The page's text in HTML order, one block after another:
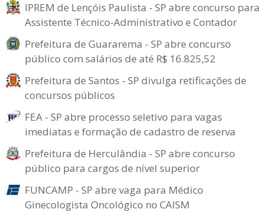
IPREM de Lençóis Paulista - SP abre concurso para
Assistente Técnico-Administrativo e Contador
Prefeitura de Guararema - SP abre concurso
público com salários de até R$ 16.825,52
Prefeitura de Santos - SP divulga retificações de
concursos públicos
FEA - SP abre processo seletivo para vagas
imediatas e formação de cadastro de reserva
Prefeitura de Herculândia - SP abre concurso
público para cargos de nível superior
FUNCAMP - SP abre vaga para Médico
Ginecologista Oncológico no CAISM